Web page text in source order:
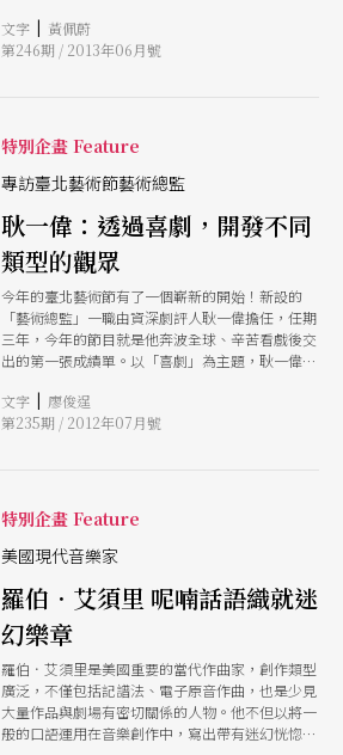
中，論述策展人／策展的定義、可能以及想像。
人耿一偉與「表演藝術評論台」台長、資深劇評人
紀慧玲與談。本刊特地整理講座重要內容，以饗關
文字 | 黃佩蔚
第246期 / 2013年06月號
特別企畫 Feature
專訪臺北藝術節藝術總監
耿一偉：透過喜劇，開發不同
類型的觀眾
今年的臺北藝術節有了一個嶄新的開始！新設的
「藝術總監」一職由資深劇評人耿一偉擔任，任期
三年，今年的節目就是他奔波全球、辛苦看戲後交
出的第一張成績單。以「喜劇」為主題，耿一偉打
望讓大家看到喜劇的多元面向，也希望藉由喜劇的
庶民特質，可以接觸到更多的人，開發更多不同類
文字 | 廖俊逞
第235期 / 2012年07月號
特別企畫 Feature
美國現代音樂家
羅伯．艾須里 呢喃話語織就迷
幻樂章
羅伯．艾須里是美國重要的當代作曲家，創作類型
廣泛，不僅包括記譜法、電子原音作曲，也是少見
大量作品與劇場有密切關係的人物。他不但以將一
般的口語運用在音樂創作中，寫出帶有迷幻恍惚氛